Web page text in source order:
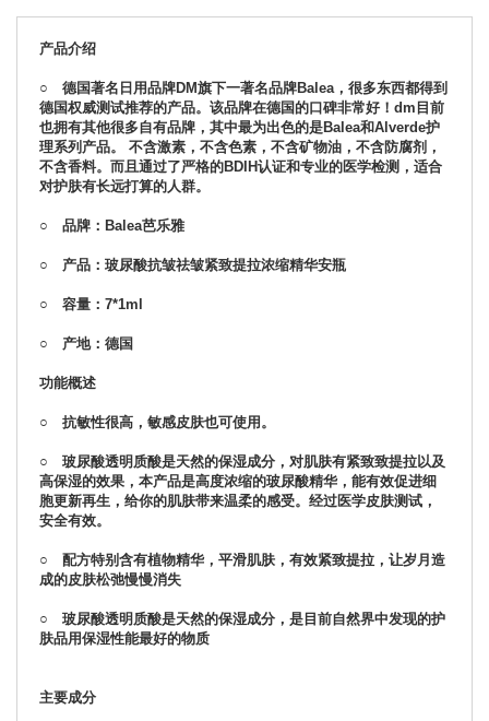
产品介绍
○ 德国著名日用品牌DM旗下一著名品牌Balea，很多东西都得到
德国权威测试推荐的产品。该品牌在德国的口碑非常好！dm目前
也拥有其他很多自有品牌，其中最为出色的是Balea和Alverde护
理系列产品。 不含激素，不含色素，不含矿物油，不含防腐剂，
不含香料。而且通过了严格的BDIH认证和专业的医学检测，适合
对护肤有长远打算的人群。
○ 品牌：Balea芭乐雅
○ 产品：玻尿酸抗皱祛皱紧致提拉浓缩精华安瓶
○ 容量：7*1ml
○ 产地：德国
功能概述
○ 抗敏性很高，敏感皮肤也可使用。
○ 玻尿酸透明质酸是天然的保湿成分，对肌肤有紧致致提拉以及
高保湿的效果，本产品是高度浓缩的玻尿酸精华，能有效促进细
胞更新再生，给你的肌肤带来温柔的感受。经过医学皮肤测试，
安全有效。
○ 配方特别含有植物精华，平滑肌肤，有效紧致提拉，让岁月造
成的皮肤松弛慢慢消失
○ 玻尿酸透明质酸是天然的保湿成分，是目前自然界中发现的护
肤品用保湿性能最好的物质
主要成分